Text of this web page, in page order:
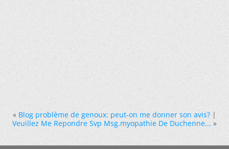
« Blog problème de genoux: peut-on me donner son avis?|
Veuillez Me Repondre Svp Msg.myopathie De Duchenne... »